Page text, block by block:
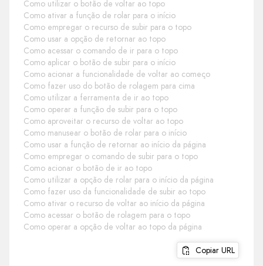
Como utilizar o botão de voltar ao topo
Como ativar a função de rolar para o início
Como empregar o recurso de subir para o topo
Como usar a opção de retornar ao topo
Como acessar o comando de ir para o topo
Como aplicar o botão de subir para o início
Como acionar a funcionalidade de voltar ao começo
Como fazer uso do botão de rolagem para cima
Como utilizar a ferramenta de ir ao topo
Como operar a função de subir para o topo
Como aproveitar o recurso de voltar ao topo
Como manusear o botão de rolar para o início
Como usar a função de retornar ao início da página
Como empregar o comando de subir para o topo
Como acionar o botão de ir ao topo
Como utilizar a opção de rolar para o início da página
Como fazer uso da funcionalidade de subir ao topo
Como ativar o recurso de voltar ao início da página
Como acessar o botão de rolagem para o topo
Como operar a opção de voltar ao topo da página
Copiar URL